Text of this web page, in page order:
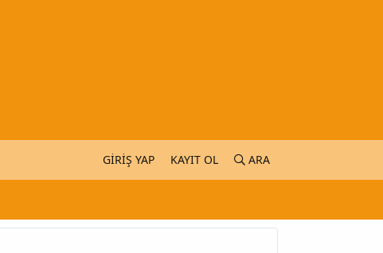
GIRIŞ YAP KAYIT OL ARA